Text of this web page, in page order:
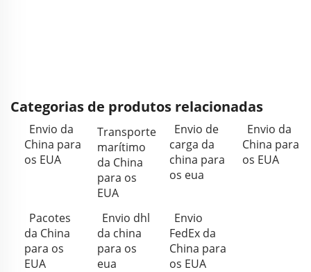
Categorias de produtos relacionadas
Envio da
China para
os EUA
Transporte
marítimo
da China
para os
EUA
Envio de
carga da
china para
os eua
Envio da
China para
os EUA
Pacotes
da China
para os
EUA
Envio dhl
da china
para os
eua
Envio
FedEx da
China para
os EUA